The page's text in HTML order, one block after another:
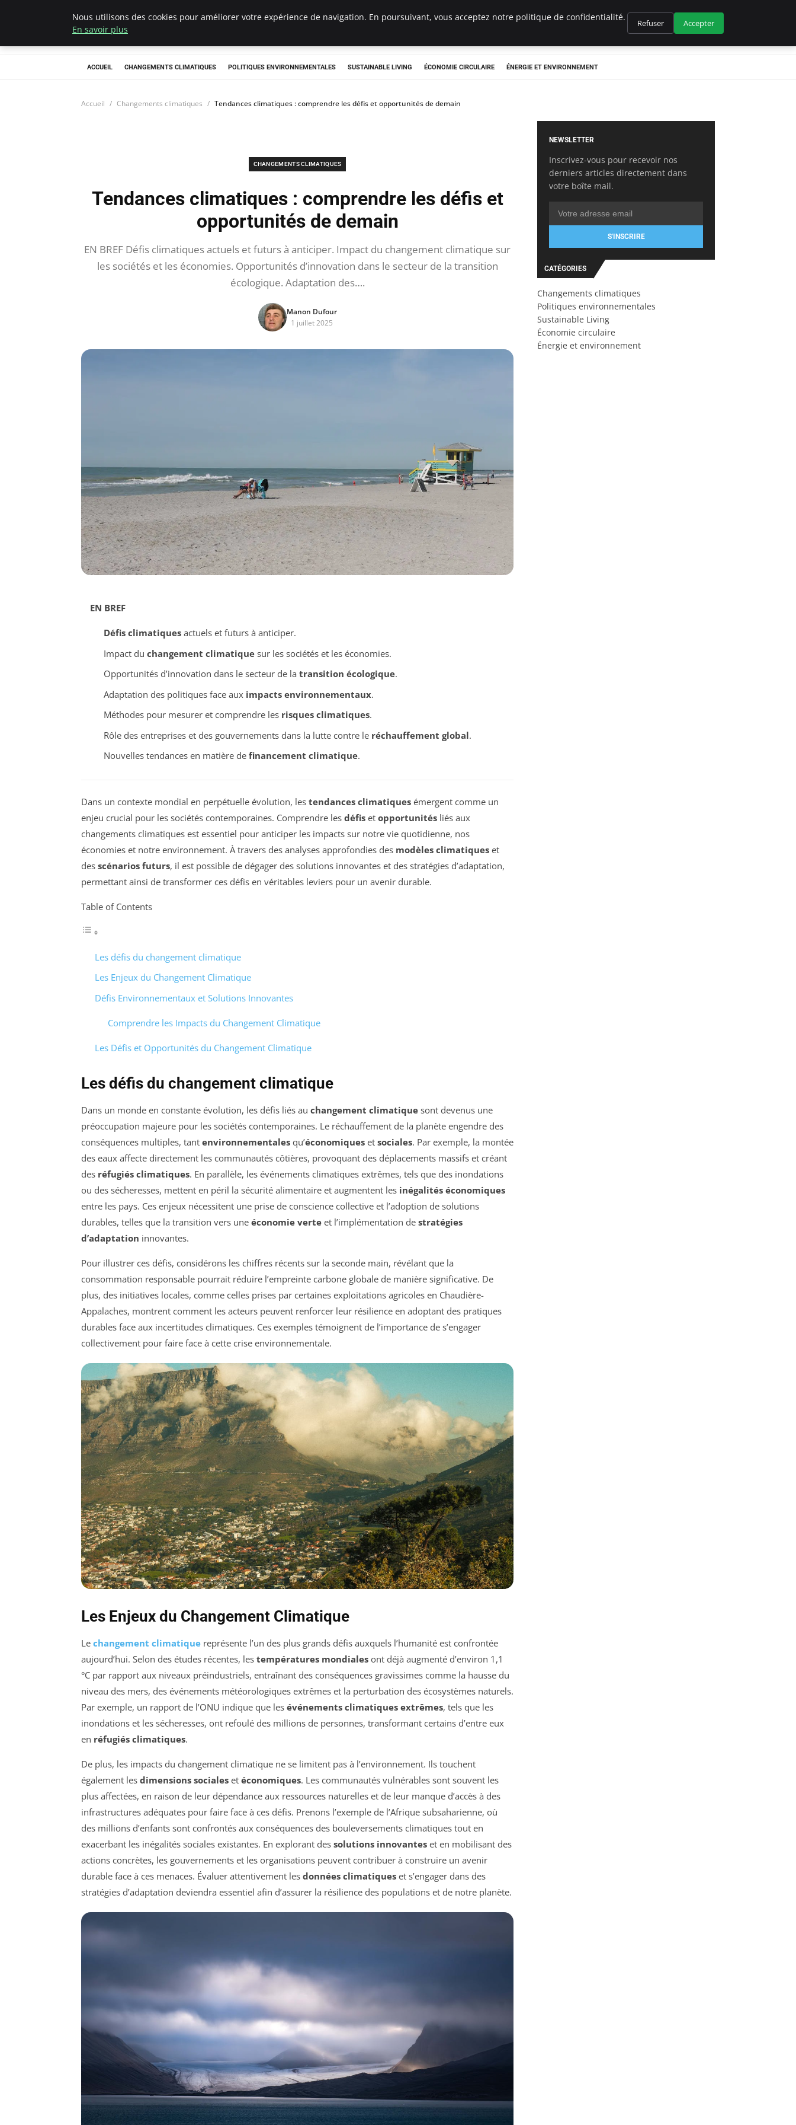
Climategatecountryclub.com
ACCUEIL CHANGEMENTS CLIMATIQUES POLITIQUES ENVIRONNEMENTALES SUSTAINABLE LIVING ÉCONOMIE CIRCULAIRE ÉNERGIE ET ENVIRONNEMENT
Accueil Changements climatiques Tendances climatiques : comprendre les défis et opportunités de demain
CHANGEMENTS CLIMATIQUES
Tendances climatiques : comprendre les défis et
opportunités de demain
EN BREF Défis climatiques actuels et futurs à anticiper. Impact du changement climatique sur
les sociétés et les économies. Opportunités d’innovation dans le secteur de la transition
écologique. Adaptation des….
Manon Dufour
1 juillet 2025
EN BREF
Défis climatiquesactuels et futurs à anticiper.
Impact du changement climatiquesur les sociétés et les économies.
Opportunités d’innovation dans le secteur de la transition écologique.
Adaptation des politiques face aux impacts environnementaux.
Méthodes pour mesurer et comprendre les risques climatiques.
Rôle des entreprises et des gouvernements dans la lutte contre le réchauffement global.
Nouvelles tendances en matière de financement climatique.
Dans un contexte mondial en perpétuelle évolution, les tendances climatiques émergent comme un
enjeu crucial pour les sociétés contemporaines. Comprendre les défis et opportunités liés aux
changements climatiques est essentiel pour anticiper les impacts sur notre vie quotidienne, nos
économies et notre environnement. À travers des analyses approfondies des modèles climatiques et
des scénarios futurs, il est possible de dégager des solutions innovantes et des stratégies d’adaptation,
permettant ainsi de transformer ces défis en véritables leviers pour un avenir durable.
Table of Contents
Les défis du changement climatique
Les Enjeux du Changement Climatique
Défis Environnementaux et Solutions Innovantes
Comprendre les Impacts du Changement Climatique
Les Défis et Opportunités du Changement Climatique
Les défis du changement climatique
Dans un monde en constante évolution, les défis liés au changement climatique sont devenus une
préoccupation majeure pour les sociétés contemporaines. Le réchauffement de la planète engendre des
conséquences multiples, tant environnementales qu’économiques et sociales. Par exemple, la montée
des eaux affecte directement les communautés côtières, provoquant des déplacements massifs et créant
des réfugiés climatiques. En parallèle, les événements climatiques extrêmes, tels que des inondations
ou des sécheresses, mettent en péril la sécurité alimentaire et augmentent les inégalités économiques
entre les pays. Ces enjeux nécessitent une prise de conscience collective et l’adoption de solutions
durables, telles que la transition vers une économie verte et l’implémentation de stratégies
d’adaptation innovantes.
Pour illustrer ces défis, considérons les chiffres récents sur la seconde main, révélant que la
consommation responsable pourrait réduire l’empreinte carbone globale de manière significative. De
plus, des initiatives locales, comme celles prises par certaines exploitations agricoles en Chaudière-
Appalaches, montrent comment les acteurs peuvent renforcer leur résilience en adoptant des pratiques
durables face aux incertitudes climatiques. Ces exemples témoignent de l’importance de s’engager
collectivement pour faire face à cette crise environnementale.
Les Enjeux du Changement Climatique
Le changement climatique représente l’un des plus grands défis auxquels l’humanité est confrontée
aujourd’hui. Selon des études récentes, les températures mondiales ont déjà augmenté d’environ 1,1
°C par rapport aux niveaux préindustriels, entraînant des conséquences gravissimes comme la hausse du
niveau des mers, des événements météorologiques extrêmes et la perturbation des écosystèmes naturels.
Par exemple, un rapport de l’ONU indique que les événements climatiques extrêmes, tels que les
inondations et les sécheresses, ont refoulé des millions de personnes, transformant certains d’entre eux
en réfugiés climatiques.
De plus, les impacts du changement climatique ne se limitent pas à l’environnement. Ils touchent
également les dimensions sociales et économiques. Les communautés vulnérables sont souvent les
plus affectées, en raison de leur dépendance aux ressources naturelles et de leur manque d’accès à des
infrastructures adéquates pour faire face à ces défis. Prenons l’exemple de l’Afrique subsaharienne, où
des millions d’enfants sont confrontés aux conséquences des bouleversements climatiques tout en
exacerbant les inégalités sociales existantes. En explorant des solutions innovantes et en mobilisant des
actions concrètes, les gouvernements et les organisations peuvent contribuer à construire un avenir
durable face à ces menaces. Évaluer attentivement les données climatiques et s’engager dans des
stratégies d’adaptation deviendra essentiel afin d’assurer la résilience des populations et de notre planète.
NEWSLETTER
Inscrivez-vous pour recevoir nos
derniers articles directement dans
votre boîte mail.
S'INSCRIRE
CATÉGORIES
Changements climatiques
Politiques environnementales
Sustainable Living
Économie circulaire
Énergie et environnement
Nous utilisons des cookies pour améliorer votre expérience de navigation. En poursuivant, vous acceptez notre politique de confidentialité.
En savoir plus
Refuser Accepter